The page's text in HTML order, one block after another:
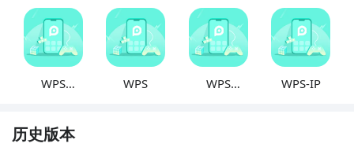
WPS
WPS
WPS
WPS-IP
历史版本